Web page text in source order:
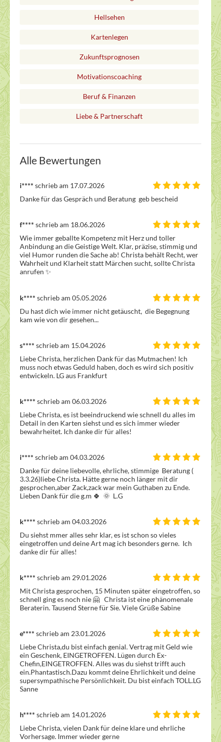
Hellsehen
Kartenlegen
Zukunftsprognosen
Motivationscoaching
Beruf & Finanzen
Liebe & Partnerschaft
Alle Bewertungen
i**** schrieb am 17.07.2026
Danke für das Gespräch und Beratung  geb bescheid
f**** schrieb am 18.06.2026
Wie immer geballte Kompetenz mit Herz und toller
Anbindung an die Geistige Welt. Klar, präzise, stimmig und
viel Humor runden die Sache ab! Christa behält Recht, wer
Wahrheit und Klarheit statt Märchen sucht, sollte Christa
anrufen ✨
k**** schrieb am 05.05.2026
Du hast dich wie immer nicht getäuscht,  die Begegnung
kam wie von dir gesehen...
s**** schrieb am 15.04.2026
Liebe Christa, herzlichen Dank für das Mutmachen! Ich
muss noch etwas Geduld haben, doch es wird sich positiv
entwickeln. LG aus Frankfurt
k**** schrieb am 06.03.2026
Liebe Christa, es ist beeindruckend wie schnell du alles im
Detail in den Karten siehst und es sich immer wieder
bewahrheitet. Ich danke dir für alles!
i**** schrieb am 04.03.2026
Danke für deine liebevolle, ehrliche, stimmige  Beratung (
3.3.26)liebe Christa. Hätte gerne noch länger mit dir
gesprochen,aber Zack,zack war mein Guthaben zu Ende.
Lieben Dank für die g.m 🍀  🌞  L.G
k**** schrieb am 04.03.2026
Du siehst mmer alles sehr klar, es ist schon so vieles
eingetroffen und deine Art mag ich besonders gerne.  Ich
danke dir für alles!
k**** schrieb am 29.01.2026
Mit Christa gesprochen, 15 Minuten später eingetroffen, so
schnell ging es noch nie 🤗   Christa ist eine phänomenale
Beraterin. Tausend Sterne für Sie. Viele Grüße Sabine
e**** schrieb am 23.01.2026
Liebe Christa,du bist einfach genial. Vertrag mit Geld wie
ein Geschenk, EINGETROFFEN. Lügen durch Ex-
Chefin,EINGETROFFEN. Alles was du siehst trifft auch
ein.Phantastisch.Dazu kommt deine Ehrlichkeit und deine
supersympathische Persönlichkeit. Du bist einfach TOLL.LG
Sanne
h**** schrieb am 14.01.2026
Liebe Christa, vielen Dank für deine klare und ehrliche
Vorhersage. Immer wieder gerne